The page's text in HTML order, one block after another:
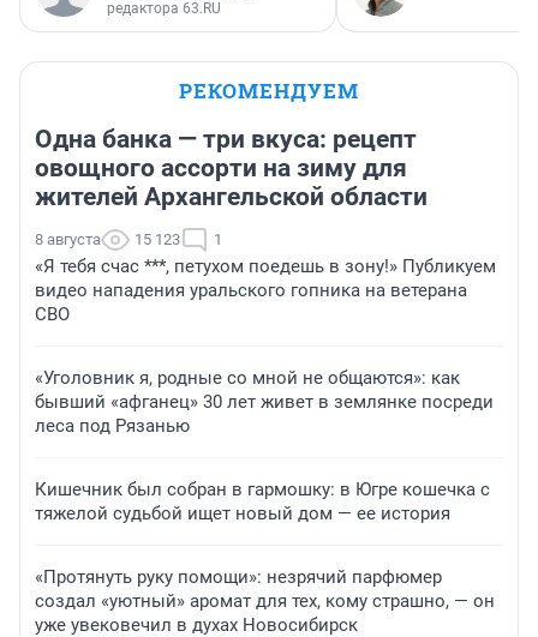
редактора 63.RU
РЕКОМЕНДУЕМ
Одна банка — три вкуса: рецепт
овощного ассорти на зиму для
жителей Архангельской области
8 августа 15 123 1
«Я тебя счас ***, петухом поедешь в зону!» Публикуем
видео нападения уральского гопника на ветерана
СВО
«Уголовник я, родные со мной не общаются»: как
бывший «афганец» 30 лет живет в землянке посреди
леса под Рязанью
Кишечник был собран в гармошку: в Югре кошечка с
тяжелой судьбой ищет новый дом — ее история
«Протянуть руку помощи»: незрячий парфюмер
создал «уютный» аромат для тех, кому страшно, — он
уже увековечил в духах Новосибирск